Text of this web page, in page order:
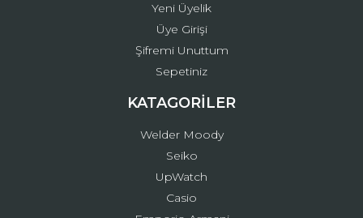
Yeni Üyelik
Üye Girişi
Şifremi Unuttum
Sepetiniz
KATAGORİLER
Welder Moody
Seiko
UpWatch
Casio